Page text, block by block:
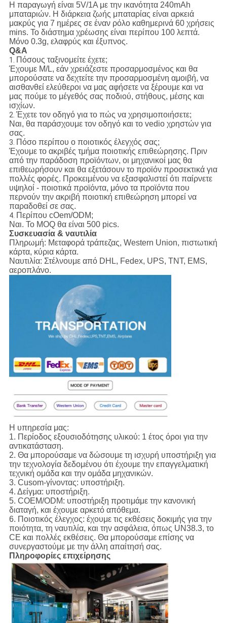
Η παραγωγή είναι 5V/1A με την ικανότητα 240mAh
μπαταριών. Η διάρκεια ζωής μπαταρίας είναι αρκειά
μακρύς για 7 ημέρες σε έναν ρόλο καθημερινά 60 χρήσεις
mins. Το διάστημα χρέωσης είναι περίπου 100 λεπτά.
Μόνο 0.3g, ελαφρύς και έξυπνος.
Q&A
1. Πόσους ταξινομείτε έχετε;
Έχουμε M/L, εάν χρειάζεστε προσαρμοσμένος και θα
μπορούσατε να δεχτείτε την προσαρμοσμένη αμοιβή, να
αισθανθεί ελεύθεροι να μας αφήσετε να ξέρουμε και να
μας πούμε το μέγεθός σας ποδιού, στήθους, μέσης και
ισχίων.
2. Έχετε τον οδηγό για το πώς να χρησιμοποιήσετε;
Ναι, θα παράσχουμε τον οδηγό και το vedio χρηστών για
σας.
3. Πόσο περίπου ο ποιοτικός έλεγχός σας;
Έχουμε το ακριβές τμήμα ποιοτικής επιθεώρησης. Πριν
από την παράδοση προϊόντων, οι μηχανικοί μας θα
επιθεωρήσουν και θα εξετάσουν το προϊόν προσεκτικά για
πολλές φορές. Προκειμένου να εξασφαλιστεί ότι παίρνετε
υψηλοί - ποιοτικά προϊόντα, μόνο τα προϊόντα που
περνούν την ακριβή ποιοτική επιθεώρηση μπορεί να
παραδοθεί σε σας.
4. Περίπου cOem/ODM;
Ναι. Το MOQ θα είναι 500 pics.
Συσκευασία & ναυτιλία
Πληρωμή: Μεταφορά τράπεζας, Western Union, πιστωτική
κάρτα, κύρια κάρτα.
Ναυτιλία: Στέλνουμε από DHL, Fedex, UPS, TNT, EMS,
αεροπλάνο.
Η υπηρεσία μας:
1. Περίοδος εξουσιοδότησης υλικού: 1 έτος όροι για την
αντικατάσταση.
2. Θα μπορούσαμε να δώσουμε τη ισχυρή υποστήριξη για
την τεχνολογία δεδομένου ότι έχουμε την επαγγελματική
τεχνική ομάδα και την ομάδα μηχανικών.
3. Cusom-γίνοντας: υποστήριξη.
4. Δείγμα: υποστήριξη.
5. COEM/ODM: υποστήριξη προτιμάμε την κανονική
διαταγή, και έχουμε αρκετό απόθεμα.
6. Ποιοτικός έλεγχος: έχουμε τις εκθέσεις δοκιμής για την
ποιότητα, τη ναυτιλία, και την ασφάλεια, όπως UN38.3, το
CE και πολλές εκθέσεις. Θα μπορούσαμε επίσης να
συνεργαστούμε με την άλλη απαίτησή σας.
Πληροφορίες επιχείρησης